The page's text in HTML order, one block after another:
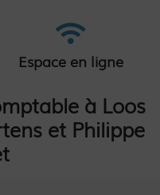
Espace en ligne
à Loos
et Philippe